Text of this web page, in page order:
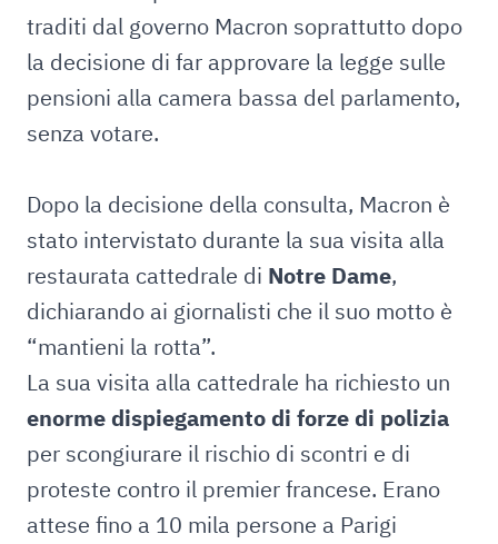
traditi dal governo Macron soprattutto dopo
la decisione di far approvare la legge sulle
pensioni alla camera bassa del parlamento,
senza votare.
Dopo la decisione della consulta, Macron è
stato intervistato durante la sua visita alla
restaurata cattedrale di Notre Dame,
dichiarando ai giornalisti che il suo motto è
“mantieni la rotta”.
La sua visita alla cattedrale ha richiesto un
enorme dispiegamento di forze di polizia
per scongiurare il rischio di scontri e di
proteste contro il premier francese. Erano
attese fino a 10 mila persone a Parigi